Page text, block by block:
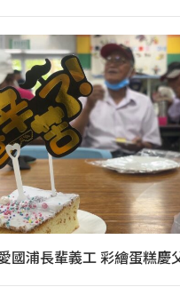
國浦長輩義工 彩繪蛋糕慶